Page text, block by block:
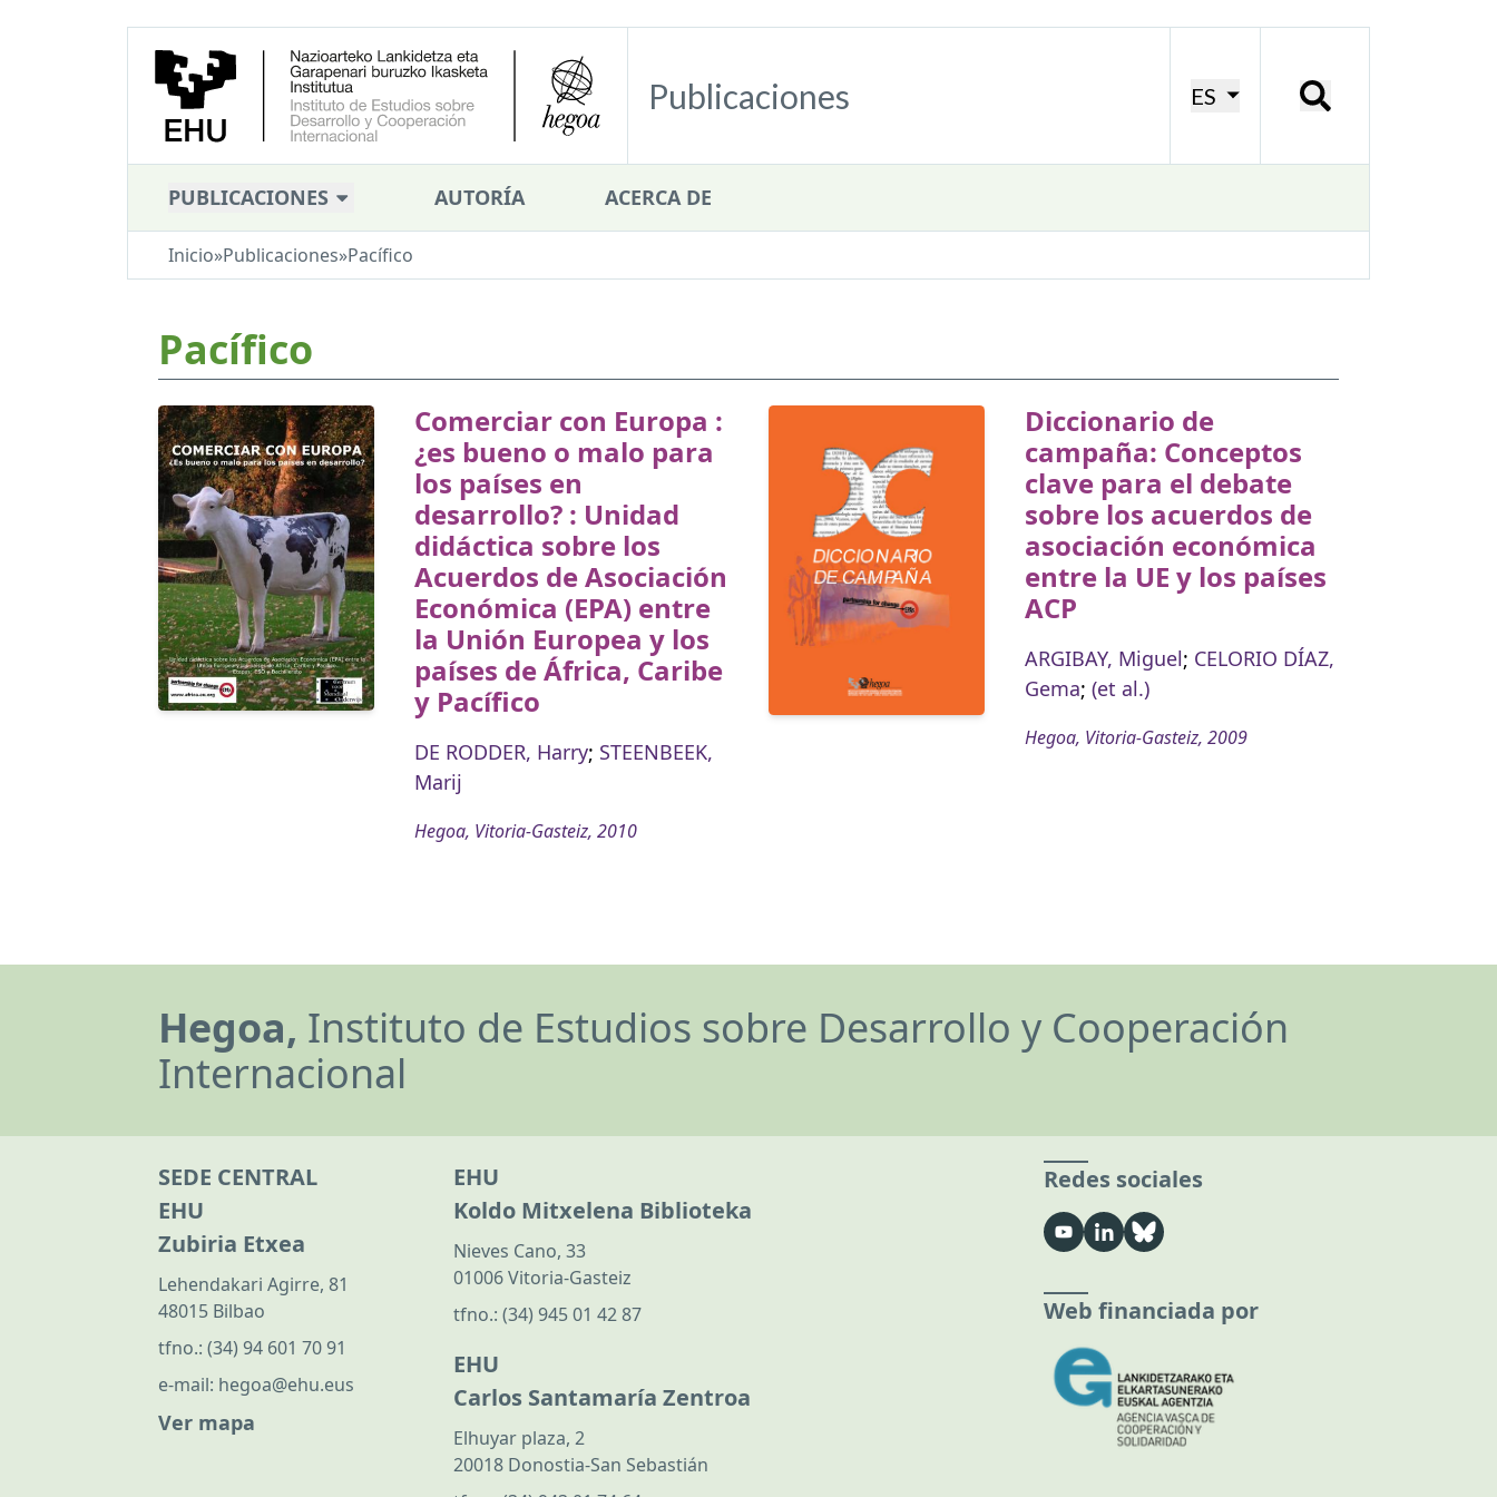
Publicaciones ES
PUBLICACIONES AUTORÍA ACERCA DE
Inicio»Publicaciones»Pacífico
Pacífico
Comerciar con Europa :
¿es bueno o malo para
los países en
desarrollo? : Unidad
didáctica sobre los
Acuerdos de Asociación
Económica (EPA) entre
la Unión Europea y los
países de África, Caribe
y Pacífico
DE RODDER, Harry; STEENBEEK,
Marij
Hegoa, Vitoria-Gasteiz, 2010
Diccionario de
campaña: Conceptos
clave para el debate
sobre los acuerdos de
asociación económica
entre la UE y los países
ACP
ARGIBAY, Miguel; CELORIO DÍAZ,
Gema; (et al.)
Hegoa, Vitoria-Gasteiz, 2009
Hegoa, Instituto de Estudios sobre Desarrollo y Cooperación
Internacional
SEDE CENTRAL
EHU
Zubiria Etxea
Lehendakari Agirre, 81
48015 Bilbao
tfno.: (34) 94 601 70 91
e-mail: hegoa@ehu.eus
Ver mapa
EHU
Koldo Mitxelena Biblioteka
Nieves Cano, 33
01006 Vitoria-Gasteiz
tfno.: (34) 945 01 42 87
EHU
Carlos Santamaría Zentroa
Elhuyar plaza, 2
20018 Donostia-San Sebastián
Redes sociales
Web financiada por